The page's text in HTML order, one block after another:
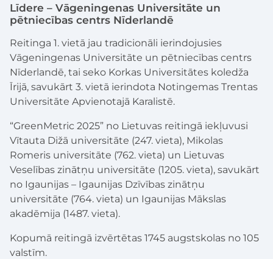
Līdere – Vāgeningenas Universitāte un
pētniecības centrs Nīderlandē
Reitinga 1. vietā jau tradicionāli ierindojusies
Vāgeningenas Universitāte un pētniecības centrs
Nīderlandē, tai seko Korkas Universitātes koledža
Īrijā, savukārt 3. vietā ierindota Notingemas Trentas
Universitāte Apvienotajā Karalistē.
“GreenMetric 2025” no Lietuvas reitingā iekļuvusi
Vītauta Dižā universitāte (247. vieta), Mikolas
Romeris universitāte (762. vieta) un Lietuvas
Veselības zinātņu universitāte (1205. vieta), savukārt
no Igaunijas – Igaunijas Dzīvības zinātņu
universitāte (764. vieta) un Igaunijas Mākslas
akadēmija (1487. vieta).
Kopumā reitingā izvērtētas 1745 augstskolas no 105
valstīm.